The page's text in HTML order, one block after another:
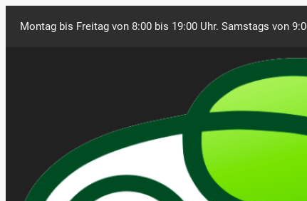
Montag bis Freitag von 8:00 bis 19:00 Uhr. Samstags von